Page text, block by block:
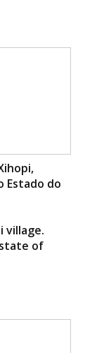
Estado do
village.
state of